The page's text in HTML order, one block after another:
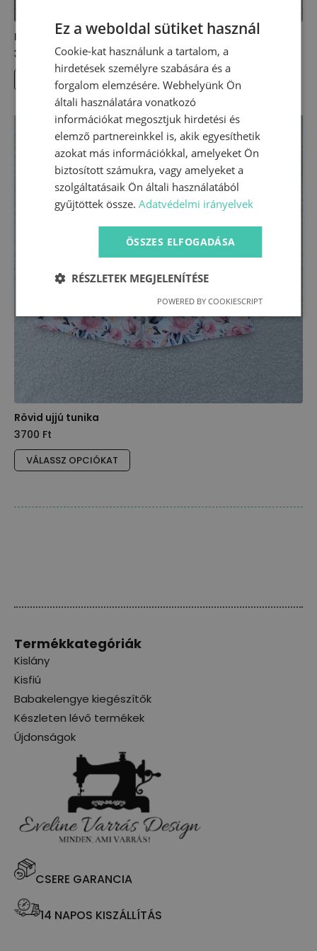
Hosszú ujjú tunika – paneles mintával
3900
VÁLASSZ OPCIÓKAT
Ennek
a
terméknek
variációja
változatok
termékoldalon
Rövid ujjú tunika
3700 Ft
VÁLASSZ OPCIÓKAT
Ennek
a
több
választhatók
Termékkategóriák
Kislány
Kisfiú
Babakelengye kiegészítők
Készleten lévő termékek
Újdonságok
CSERE GARANCIA
14 NAPOS KISZÁLLÍTÁS
Ez a weboldal sütiket használ
Cookie-kat használunk a tartalom, a
hirdetések személyre szabására és a
forgalom elemzésére. Webhelyünk Ön
általi használatára vonatkozó
információkat megosztjuk hirdetési és
elemző partnereinkkel is, akik egyesíthetik
azokat más információkkal, amelyeket Ön
biztosított számukra, vagy amelyeket a
szolgáltatásaik Ön általi használatából
gyűjtöttek össze.Adatvédelmi irányelvek
ÖSSZES ELFOGADÁSA
RÉSZLETEK MEGJELENÍTÉSE
POWERED BY COOKIESCRIPT